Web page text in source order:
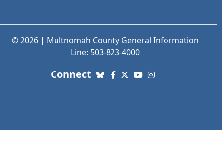
© 2026 | Multnomah County General Information
Line: 503-823-4000
Connect with us. Social Media links:
Bluesky
Facebook
X (Twitter)
YouTube
Instagram